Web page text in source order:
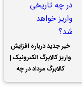
خبر جدید درباره افزایش
واریز کالابرگ الکترونیک |
کالابرگ مرداد در چه
تاریخی واریز خواهد شد؟